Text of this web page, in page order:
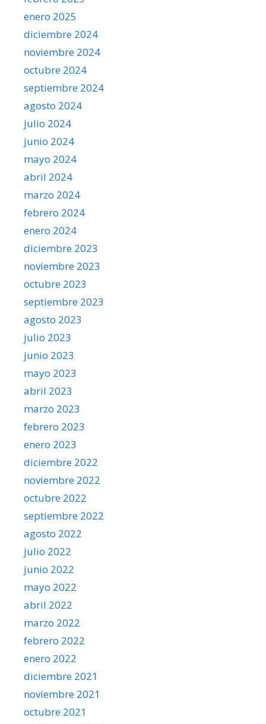
enero 2025
diciembre 2024
noviembre 2024
octubre 2024
septiembre 2024
agosto 2024
julio 2024
junio 2024
mayo 2024
abril 2024
marzo 2024
febrero 2024
enero 2024
diciembre 2023
noviembre 2023
octubre 2023
septiembre 2023
agosto 2023
julio 2023
junio 2023
mayo 2023
abril 2023
marzo 2023
febrero 2023
enero 2023
diciembre 2022
noviembre 2022
octubre 2022
septiembre 2022
agosto 2022
julio 2022
junio 2022
mayo 2022
abril 2022
marzo 2022
febrero 2022
enero 2022
diciembre 2021
noviembre 2021
octubre 2021